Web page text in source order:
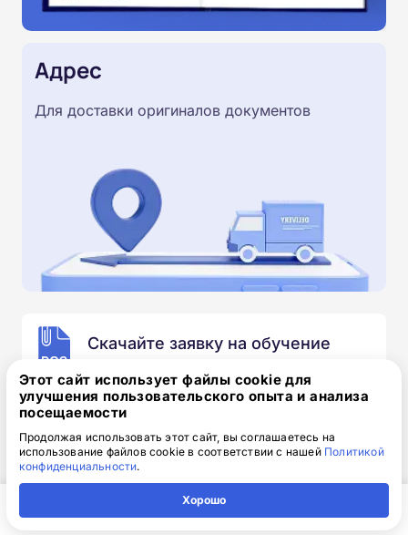
Адрес
Для доставки оригиналов документов
Скачайте заявку на обучение
Скачайте шаблон, заполните и отправьте по
электронной почте
Обязательно укажите контактный номер телефон.
Наш специалист свяжется с вами и утонит все
детали.
Этот сайт использует файлы cookie для
улучшения пользовательского опыта и анализа
посещаемости
Продолжая использовать этот сайт, вы соглашаетесь на
использование файлов cookie в соответствии с нашей Политикой
конфиденциальности.
Хорошо